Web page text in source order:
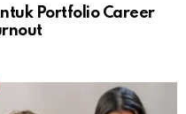
Portfolio Career